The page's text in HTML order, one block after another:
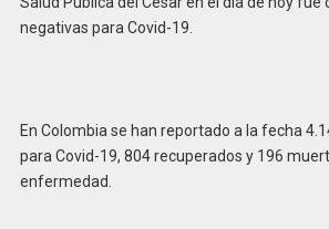
negativas para Covid-19.
En Colombia se han reportado a la fecha
para Covid-19, 804 recuperados y 196
enfermedad.